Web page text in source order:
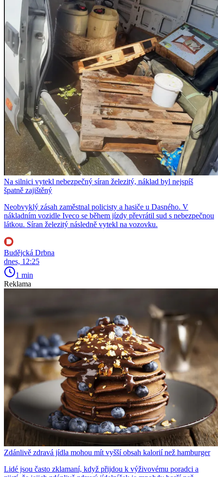
Na silnici vytekl nebezpečný síran železitý, náklad byl nejspíš
špatně zajištěný
Neobvyklý zásah zaměstnal policisty a hasiče u Dasného. V
nákladním vozidle Iveco se během jízdy převrátil sud s nebezpečnou
látkou. Síran železitý následně vytekl na vozovku.
Budějcká Drbna
dnes, 12:25
1 min
Reklama
Zdánlivě zdravá jídla mohou mít vyšší obsah kalorií než hamburger
Lidé jsou často zklamaní, když přijdou k výživovému poradci a